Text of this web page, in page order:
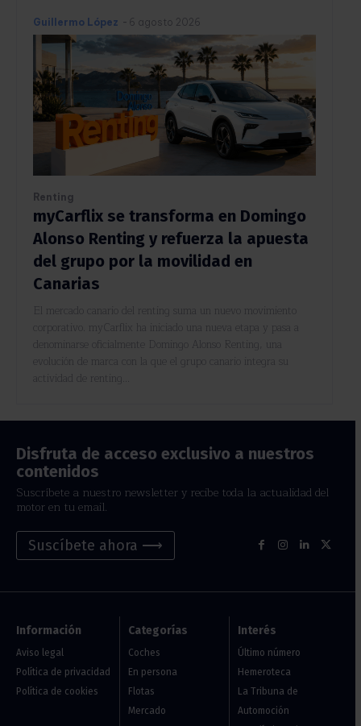
Guillermo López - 6 agosto 2026
Renting
myCarflix se transforma en Domingo
Alonso Renting y refuerza la apuesta
del grupo por la movilidad en
Canarias
El mercado canario del renting suma un nuevo movimiento
corporativo. myCarflix ha iniciado una nueva etapa y pasa a
denominarse oficialmente Domingo Alonso Renting, una
evolución de marca con la que el grupo canario integra su
actividad de renting...
Disfruta de acceso exclusivo a nuestros
contenidos
Suscríbete a nuestro newsletter y recibe toda la actualidad del
motor en tu email.
Suscíbete ahora ⟶
Información
Aviso legal
Política de privacidad
Política de cookies
Categorías
Coches
En persona
Flotas
Mercado
Interés
Último número
Hemeroteca
La Tribuna de
Automoción